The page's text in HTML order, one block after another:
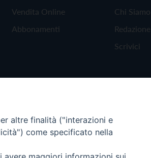
Vendita Online
Abbonamenti
Chi Siamo
Redazione
Scrivici
altre finalità ("interazioni e
come specificato nella